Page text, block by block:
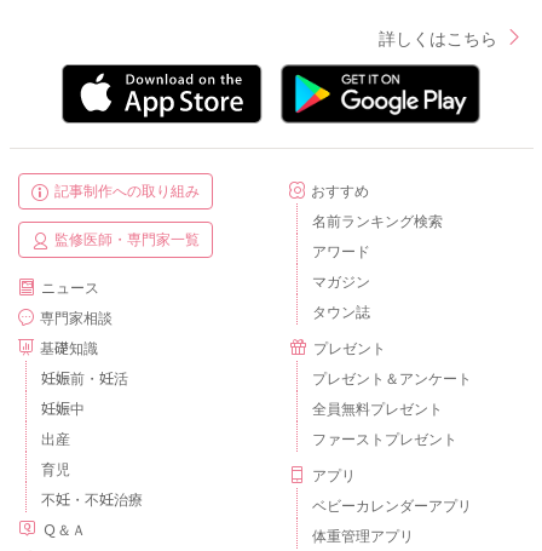
詳しくはこちら
記事制作への取り組み
監修医師・専門家一覧
ニュース
専門家相談
基礎知識
妊娠前・妊活
妊娠中
出産
育児
不妊・不妊治療
Ｑ＆Ａ
おすすめ
名前ランキング検索
アワード
マガジン
タウン誌
プレゼント
プレゼント＆アンケート
全員無料プレゼント
ファーストプレゼント
アプリ
ベビーカレンダーアプリ
体重管理アプリ